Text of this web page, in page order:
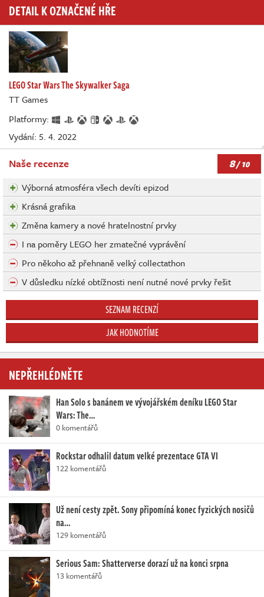
DETAIL K OZNAČENÉ HŘE
LEGO Star Wars The Skywalker Saga
TT Games
Platformy:
Vydání: 5. 4. 2022
Naše recenze 8/ 10
Výborná atmosféra všech devíti epizod
Krásná grafika
Změna kamery a nové hratelnostní prvky
I na poměry LEGO her zmatečné vyprávění
Pro někoho až přehnaně velký collectathon
V důsledku nízké obtížnosti není nutné nové prvky řešit
SEZNAM RECENZÍ
JAK HODNOTÍME
NEPŘEHLÉDNĚTE
Han Solo s banánem ve vývojářském deníku LEGO Star
Wars: The…
0 komentářů
Rockstar odhalil datum velké prezentace GTA VI
122 komentářů
Už není cesty zpět. Sony připomíná konec fyzických nosičů
na…
129 komentářů
Serious Sam: Shatterverse dorazí už na konci srpna
13 komentářů